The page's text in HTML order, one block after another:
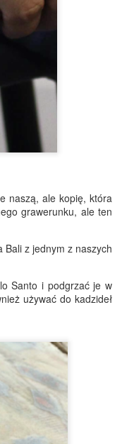
naszą, ale kopię, która
grawerunku, ale ten
Bali z jednym z naszych
Santo i podgrzać je w
używać do kadzideł